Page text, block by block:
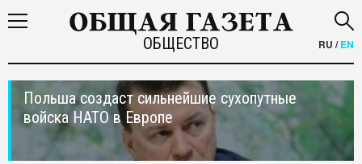
ОБЩЕСТВО RU /EN
Польша создаст сильнейшие сухопутные
войска НАТО в Европе